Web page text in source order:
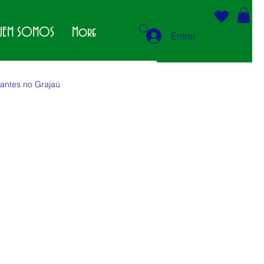
SOMOS More Entrar
no Grajaú